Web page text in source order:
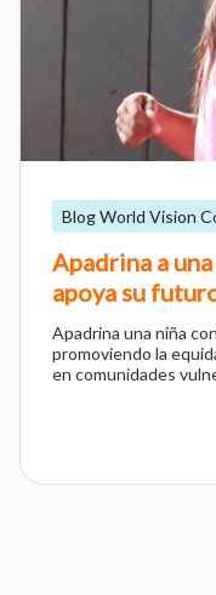
Blog World Vision
Apadrina a
apoya su
Apadrina una niña
promoviendo la
en comunidades